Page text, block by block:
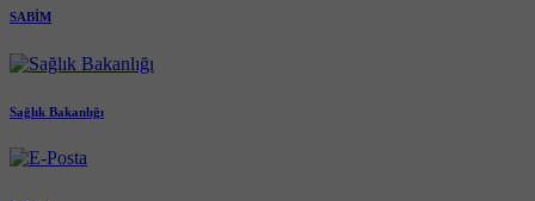
SABİM
Sağlık Bakanlığı